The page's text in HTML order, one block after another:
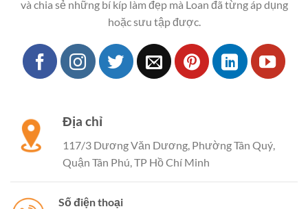
và chia sẻ những bí kíp làm đẹp mà Loan đã từng áp dụng
hoặc sưu tập được.
Địa chỉ
117/3 Dương Văn Dương, Phường Tân Quý,
Quận Tân Phú, TP Hồ Chí Minh
Số điện thoại